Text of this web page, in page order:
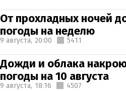
От прохладных ночей
погоды на неделю
9 августа, 20:00 5411
Дожди и облака
погоды на 10 августа
9 августа, 18:16 4507